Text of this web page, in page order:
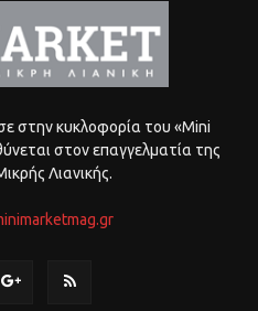
στην κυκλοφορία του «Mini
στον επαγγελματία της
Λιανικής.